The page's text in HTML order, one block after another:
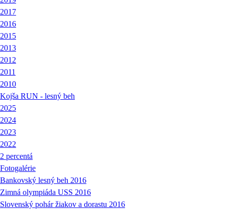
2017
2016
2015
2013
2012
2011
2010
Kojša RUN - lesný beh
2025
2024
2023
2022
2 percentá
Fotogalérie
Bankovský lesný beh 2016
Zimná olympiáda USS 2016
Slovenský pohár žiakov a dorastu 2016